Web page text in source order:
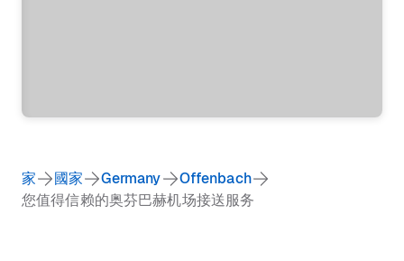
家 國家 Germany
Offenbach
您值得信赖的奥芬巴赫机场接送服务